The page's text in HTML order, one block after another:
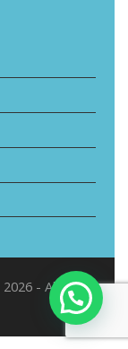
2026 - All